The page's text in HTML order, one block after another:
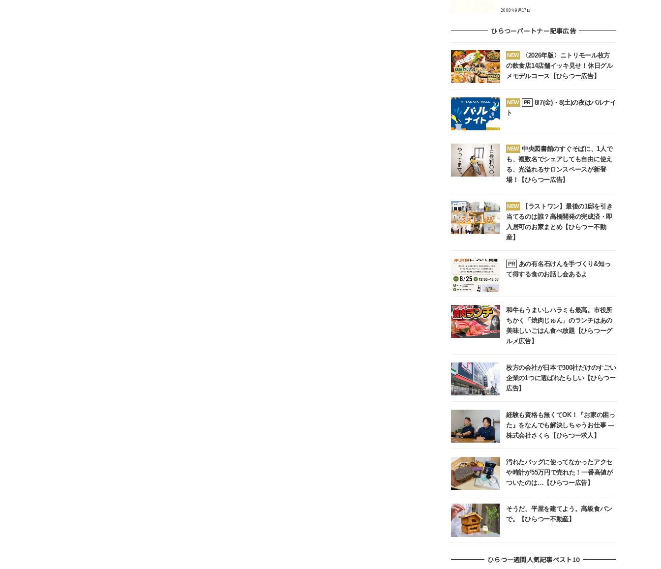
2008年9月17日
ひらつーパートナー記事広告
NEW
〈2026年版〉ニトリモール枚方
の飲食店14店舗イッキ見せ！休日グル
メモデルコース【ひらつー広告】
NEW PR
8/7(金)・8(土)の夜はバルナイ
ト
NEW 中央図書館のすぐそばに、1人で
も、複数名でシェアしても自由に使え
る、光溢れるサロンスペースが新登
場！【ひらつー広告】
NEW
【ラストワン】最後の1邸を引き
当てるのは誰？高橋開発の完成済・即
入居可のお家まとめ【ひらつー不動
産】
PR
あの有名石けんを手づくり&知っ
て得する食のお話し会あるよ
和牛もうまいしハラミも最高。市役所
ちかく「焼肉じゅん」のランチはあの
美味しいごはん食べ放題【ひらつーグ
ルメ広告】
枚方の会社が日本で300社だけのすごい
企業の1つに選ばれたらしい【ひらつー
広告】
経験も資格も無くてOK！『お家の困っ
た』をなんでも解決しちゃうお仕事 ―
株式会社さくら【ひらつー求人】
汚れたバッグに使ってなかったアクセ
や時計が55万円で売れた！一番高値が
ついたのは…【ひらつー広告】
そうだ、平屋を建てよう。高級食パン
で。【ひらつー不動産】
ひらつー週間人気記事ベスト10